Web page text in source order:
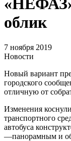
облик
7 ноября 2019
Новости
Новый вариант
городского
отличную от
Изменения
транспортного
автобуса
—панорамным и